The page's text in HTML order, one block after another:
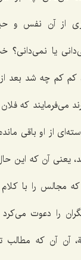
از آن نفس و
یا نمی‌دانی؟
كم كم چه شد بعد
می‌فرمایند كه
از او باقی
یعنی آن كه این
مجالس را با
را دعوت
آن آن كه